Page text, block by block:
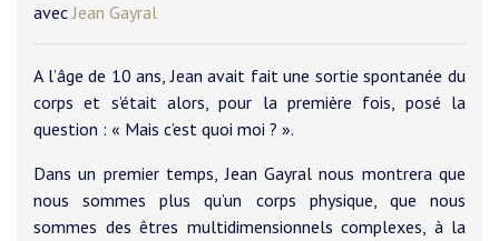
avecJean Gayral
A l’âge de 10 ans, Jean avait fait une sortie spontanée du
corps et s’était alors, pour la première fois, posé la
question : « Mais c’est quoi moi ? ».
Dans un premier temps, Jean Gayral nous montrera que
nous sommes plus qu’un corps physique, que nous
sommes des êtres multidimensionnels complexes, à la